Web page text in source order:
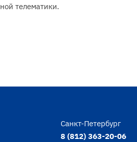
телематики.
Санкт-Петербург
8 (812) 363-20-06